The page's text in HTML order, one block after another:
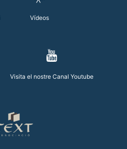
Vídeos
Visita el nostre Canal Youtube